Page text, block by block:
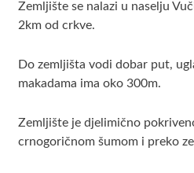
Zemljište se nalazi u naselju
2km od crkve.
Do zemljišta vodi dobar put,
makadama ima oko 300m.
Zemljište je djelimično
crnogoričnom šumom i preko